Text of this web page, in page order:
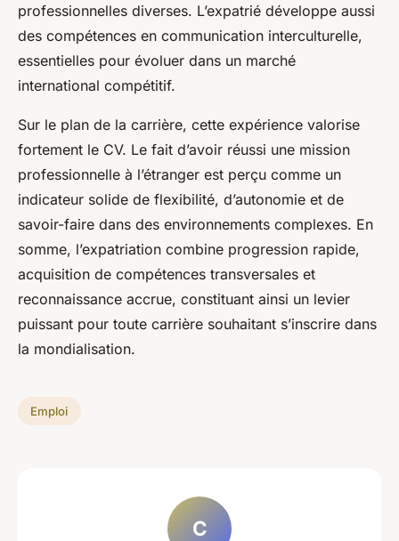
professionnelles diverses. L’expatrié développe aussi
des compétences en communication interculturelle,
essentielles pour évoluer dans un marché
international compétitif.
Sur le plan de la carrière, cette expérience valorise
fortement le CV. Le fait d’avoir réussi une mission
professionnelle à l’étranger est perçu comme un
indicateur solide de flexibilité, d’autonomie et de
savoir-faire dans des environnements complexes. En
somme, l’expatriation combine progression rapide,
acquisition de compétences transversales et
reconnaissance accrue, constituant ainsi un levier
puissant pour toute carrière souhaitant s’inscrire dans
la mondialisation.
Emploi
C